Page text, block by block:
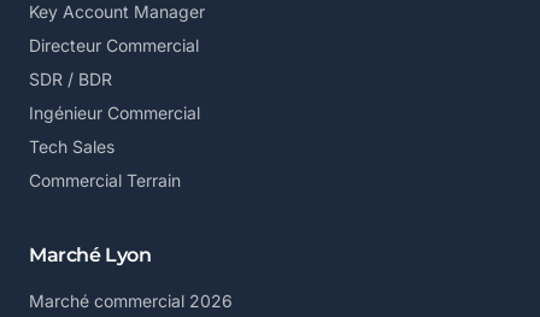
Key Account Manager
Directeur Commercial
SDR / BDR
Ingénieur Commercial
Tech Sales
Commercial Terrain
Marché Lyon
Marché commercial 2026